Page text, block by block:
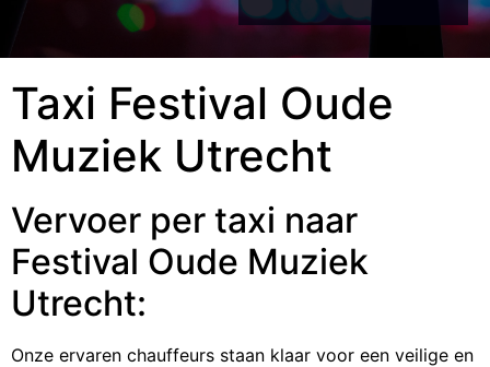
Taxi Festival Oude
Muziek Utrecht
Vervoer per taxi naar
Festival Oude Muziek
Utrecht:
Onze ervaren chauffeurs staan klaar voor een veilige en